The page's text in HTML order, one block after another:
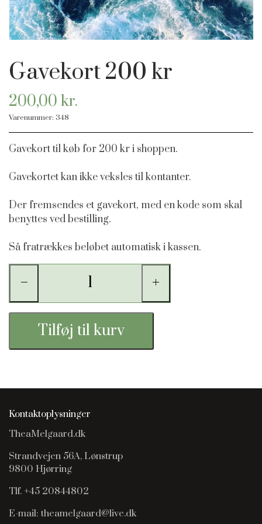
HAVFRUE JUVELER ØRESMYKKER
GAVEKORT
HAVFRUE KNAPPER
Gavekort 200 kr
200,00 kr.
Varenummer: 348
Gavekort til køb for 200 kr i shoppen.
Gavekortet kan ikke veksles til kontanter.
Der fremsendes et gavekort, med en kode som skal
benyttes ved bestilling.
Så fratrækkes beløbet automatisk i kassen.
− +
Tilføj til kurv
Kontaktoplysninger
TheaMelgaard.dk
Strandvejen 56A, Lønstrup
9800 Hjørring
Tlf. +45 20844802
E-mail: theamelgaard@live.dk